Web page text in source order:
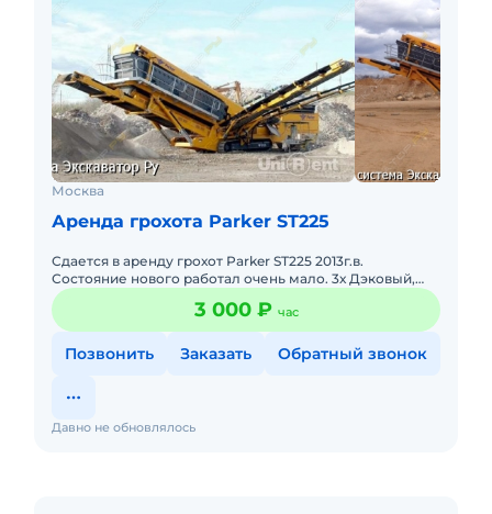
Москва
Аренда грохота Parker ST225
Сдается в аренду грохот Parker ST225 2013г.в.
Состояние нового работал очень мало. 3х Дэковый,
производительность 6003т\ч. Сдается от
собственника(НДС). Договор
3 000 ₽ час
Позвонить Заказать Обратный звонок
Давно не обновлялось